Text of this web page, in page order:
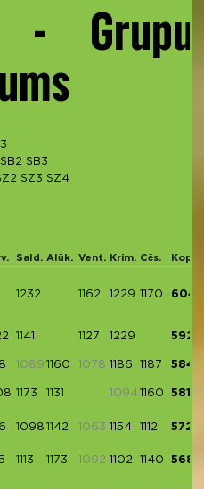
- Grupu
SB2 SB3
SZ3 SZ4
Sald. Alūk. Vent. Krim. Cēs. Kopā
1232 1162 1229 1170 6049
1141 1127 1229 5923
1089 1160 1078 1186 1187 5843
1173 1131 10941160 5811
1098 1142 1063 1154 1112 5722
1113 1173 1092 1102 1140 5683